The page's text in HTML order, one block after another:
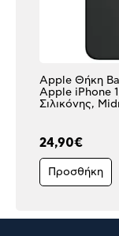
Apple Θήκη
Apple iPhone
Σιλικόνης,
24,90€
Προσθήκη